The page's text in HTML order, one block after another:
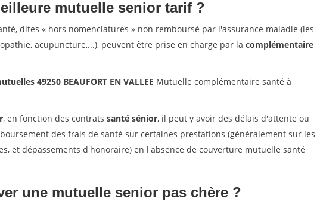
mutuelle senior tarif ?
dites « hors nomenclatures » non remboursé par l'assurance maladie (les
acupuncture,...), peuvent être prise en charge par la complémentaire
49250 BEAUFORT EN VALLEE Mutuelle complémentaire santé à
, en fonction des contrats santé sénior, il peut y avoir des délais d'attente ou
des frais de santé sur certaines prestations (généralement sur les
et dépassements d'honoraire) en l'absence de couverture mutuelle santé
une mutuelle senior pas chère ?